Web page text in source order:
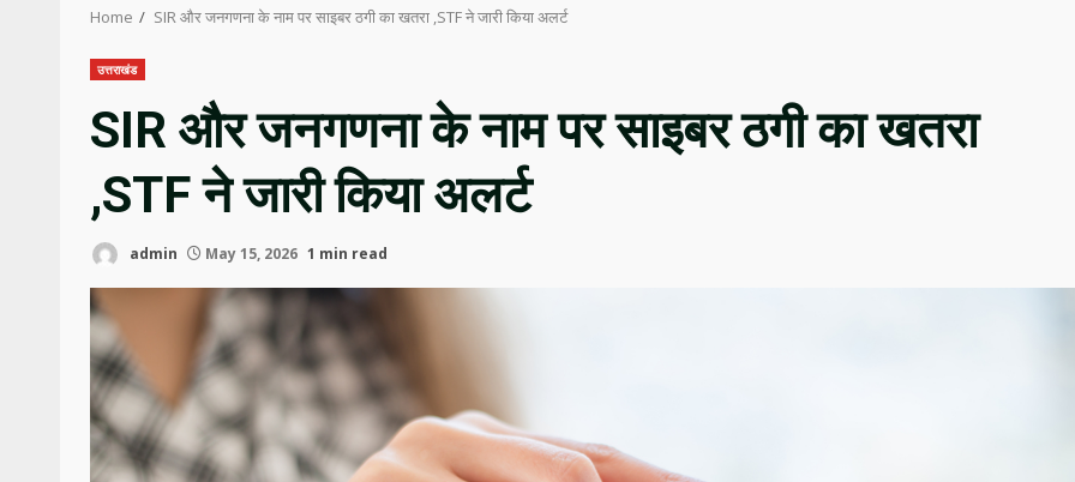
Home SIR और जनगणना के नाम पर साइबर ठगी का खतरा ,STF ने जारी किया अलर्ट
उत्तराखंड
SIR और जनगणना के नाम पर साइबर ठगी का खतरा
,STF ने जारी किया अलर्ट
admin May 15, 2026 1 min read